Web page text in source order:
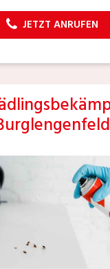
JETZT ANRUFEN